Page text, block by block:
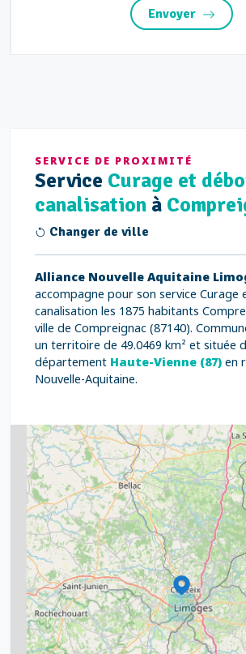
Envoyer
SERVICE DE PROXIMITÉ
Service Curage et
canalisation à
Changer de ville
Alliance Nouvelle Aquitaine
accompagne pour son service Curage
canalisation les 1875 habitants
ville de Compreignac (87140).
un territoire de 49.0469 km² et située
département Haute-Vienne (87) en
Nouvelle-Aquitaine.
2
8
7
6
20
2
9
8
5
11
15
7